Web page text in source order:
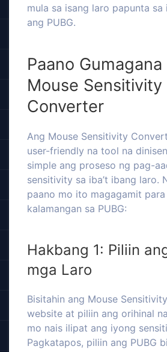
mula sa isang laro papunta sa
ang PUBG.
Paano Gumagana
Mouse Sensitivity
Converter
Ang Mouse Sensitivity
user-friendly na tool na
simple ang proseso ng pag-
sensitivity sa iba’t ibang laro.
paano mo ito magagamit
kalamangan sa PUBG:
Hakbang 1: Piliin
mga Laro
Bisitahin ang Mouse
website at piliin ang orihinal
mo nais ilipat ang iyong
Pagkatapos, piliin ang PUBG